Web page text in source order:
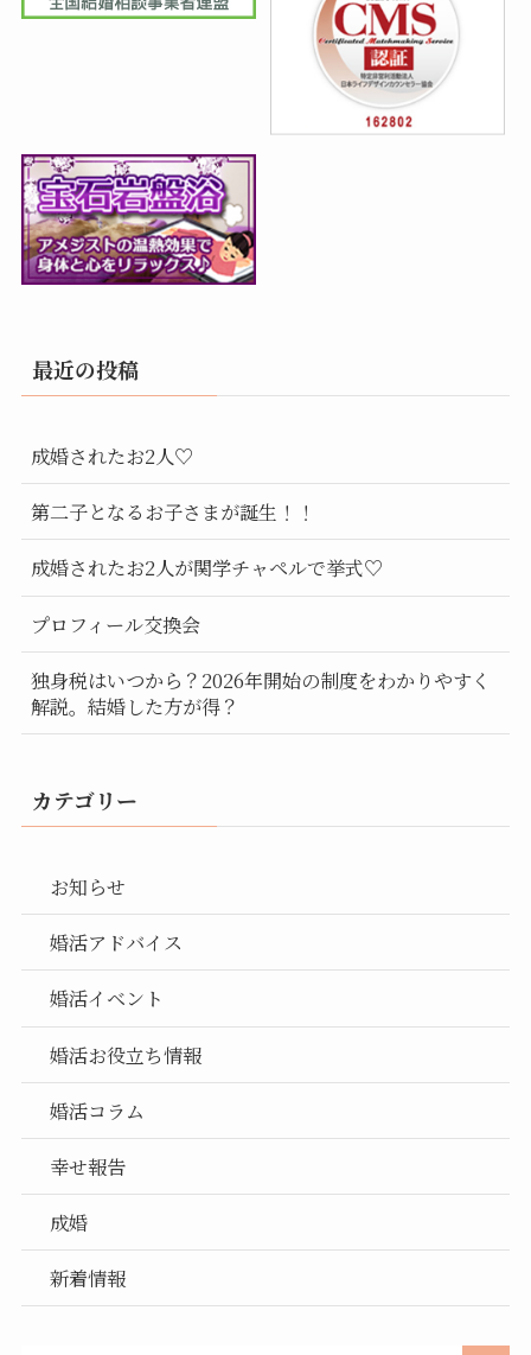
最近の投稿
成婚されたお2人♡
第二子となるお子さまが誕生！！
成婚されたお2人が関学チャペルで挙式♡
プロフィール交換会
独身税はいつから？2026年開始の制度をわかりやすく
解説。結婚した方が得？
カテゴリー
お知らせ
婚活アドバイス
婚活イベント
婚活お役立ち情報
婚活コラム
幸せ報告
成婚
新着情報